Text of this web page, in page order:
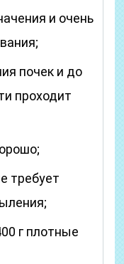
и очень
почек и до
проходит
требует
г плотные